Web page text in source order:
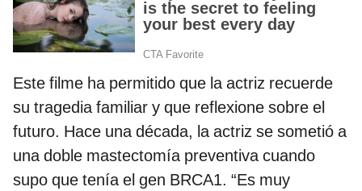
Este filme ha permitido que la actriz recuerde
su tragedia familiar y que reflexione sobre el
futuro. Hace una década, la actriz se sometió a
una doble mastectomía preventiva cuando
supo que tenía el gen BRCA1. “Es muy